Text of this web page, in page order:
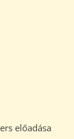
előadása